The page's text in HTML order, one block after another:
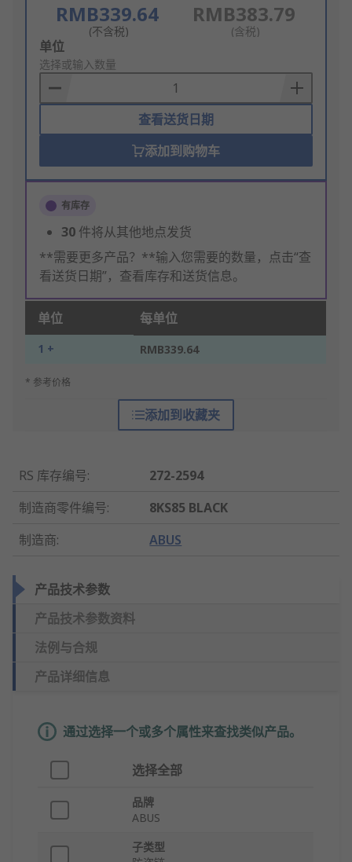
RMB339.64
(不含税)
RMB383.79
(含税)
Add
to
Basket
单位
选择或输入数量
查看送货日期
添加到购物车
有库存
30 件将从其他地点发货
**需要更多产品？**输入您需要的数量，点击“查
看送货日期”，查看库存和送货信息。
单位 每单位
1 + RMB339.64
* 参考价格
添加到收藏夹
RS 库存编号:
272-2594
制造商零件编号:
8KS85 BLACK
制造商: ABUS
产品技术参数
产品技术参数资料
法例与合规
产品详细信息
通过选择一个或多个属性来查找类似产品。
选择全部
品牌
ABUS
子类型